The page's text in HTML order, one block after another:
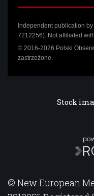
Independent publication
7212256). Not affiliated
© 2016-2026 Polski
zastrzeżone.
Stock
© New European